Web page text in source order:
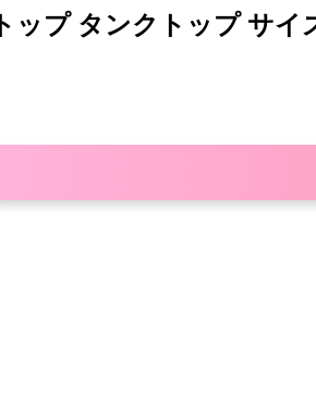
ップ タンクトップ サ